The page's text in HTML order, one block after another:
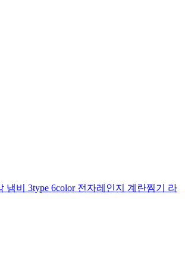
냄비 3type 6color 전자레인지 계란찜기 라